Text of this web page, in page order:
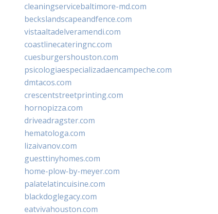
cleaningservicebaltimore-md.com
beckslandscapeandfence.com
vistaaltadelveramendi.com
coastlinecateringnc.com
cuesburgershouston.com
psicologiaespecializadaencampeche.com
dmtacos.com
crescentstreetprinting.com
hornopizza.com
driveadragster.com
hematologa.com
lizaivanov.com
guesttinyhomes.com
home-plow-by-meyer.com
palatelatincuisine.com
blackdoglegacy.com
eatvivahouston.com